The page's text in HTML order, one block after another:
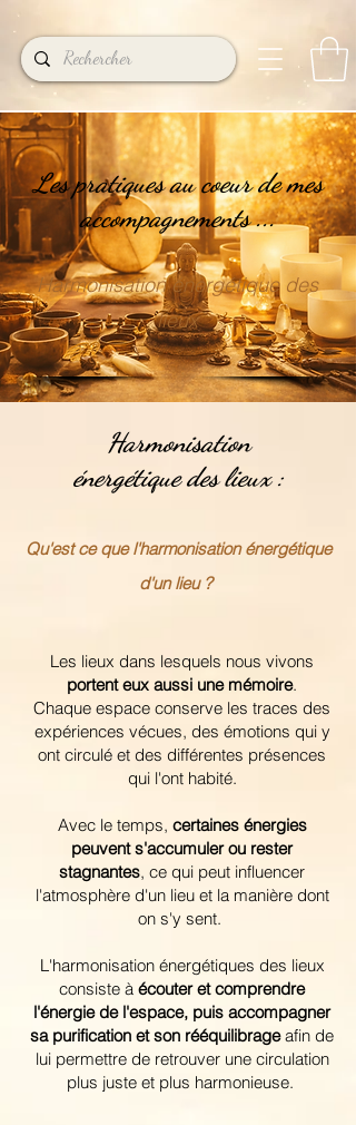
Les pratiques au coeur de mes
accompagnements ...
Harmonisation énergétique des
lieux
Harmonisation
énergétique des lieux :
Qu'est ce que l'harmonisation énergétique
d'un lieu ?
Les lieux dans lesquels nous vivons
portent eux aussi une mémoire.
Chaque espace conserve les traces des
expériences vécues, des émotions qui y
ont circulé et des différentes présences
qui l'ont habité.
Avec le temps, certaines énergies
peuvent s'accumuler ou rester
stagnantes, ce qui peut influencer
l'atmosphère d'un lieu et la manière dont
on s'y sent.
L'harmonisation énergétiques des lieux
consiste à écouter et comprendre
l'énergie de l'espace, puis accompagner
sa purification et son rééquilibrageafin de
lui permettre de retrouver une circulation
plus juste et plus harmonieuse.